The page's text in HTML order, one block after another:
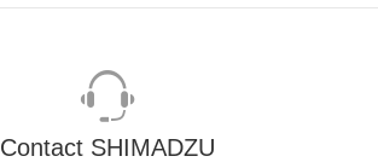
Contact SHIMADZU